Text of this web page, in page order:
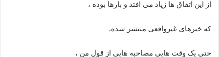
از این اتفاق ها زیاد می افتد و بارها بوده ،
که خبرهای غیرواقعی منتشر شده.
حتی یک وقت هایی مصاحبه هایی از قول من ،